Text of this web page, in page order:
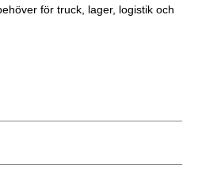
för truck, lager, logistik och